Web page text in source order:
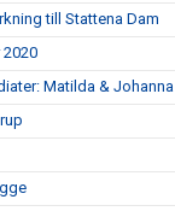
till Stattena Dam
Matilda & Johanna